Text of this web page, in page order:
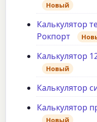
Новый
Калькулятор
Рокпорт
Калькулятор
Новый
Калькулятор
Калькулятор
Новый